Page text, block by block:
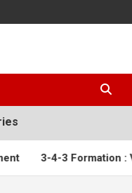
: Variations de forme,